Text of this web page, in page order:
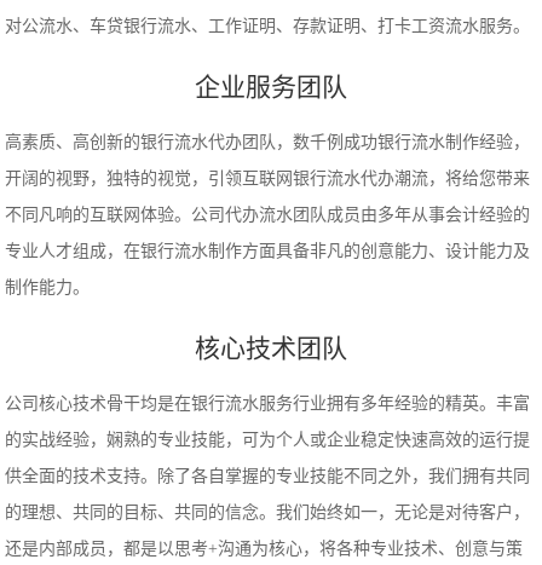
对公流水、车贷银行流水、工作证明、存款证明、打卡工资流水服务。
企业服务团队
高素质、高创新的银行流水代办团队，数千例成功银行流水制作经验，
开阔的视野，独特的视觉，引领互联网银行流水代办潮流，将给您带来
不同凡响的互联网体验。公司代办流水团队成员由多年从事会计经验的
专业人才组成，在银行流水制作方面具备非凡的创意能力、设计能力及
制作能力。
核心技术团队
公司核心技术骨干均是在银行流水服务行业拥有多年经验的精英。丰富
的实战经验，娴熟的专业技能，可为个人或企业稳定快速高效的运行提
供全面的技术支持。除了各自掌握的专业技能不同之外，我们拥有共同
的理想、共同的目标、共同的信念。我们始终如一，无论是对待客户，
还是内部成员，都是以思考+沟通为核心，将各种专业技术、创意与策